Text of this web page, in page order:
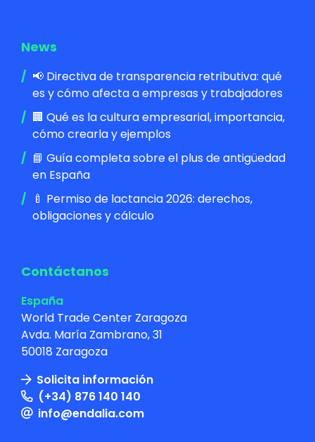
News
📢 Directiva de transparencia retributiva: qué
es y cómo afecta a empresas y trabajadores
🏢 Qué es la cultura empresarial, importancia,
cómo crearla y ejemplos
📘 Guía completa sobre el plus de antigüedad
en España
🍼 Permiso de lactancia 2026: derechos,
obligaciones y cálculo
Contáctanos
España
World Trade Center Zaragoza
Avda. María Zambrano, 31
50018 Zaragoza
Solicita información
(+34) 876 140 140
info@endalia.com